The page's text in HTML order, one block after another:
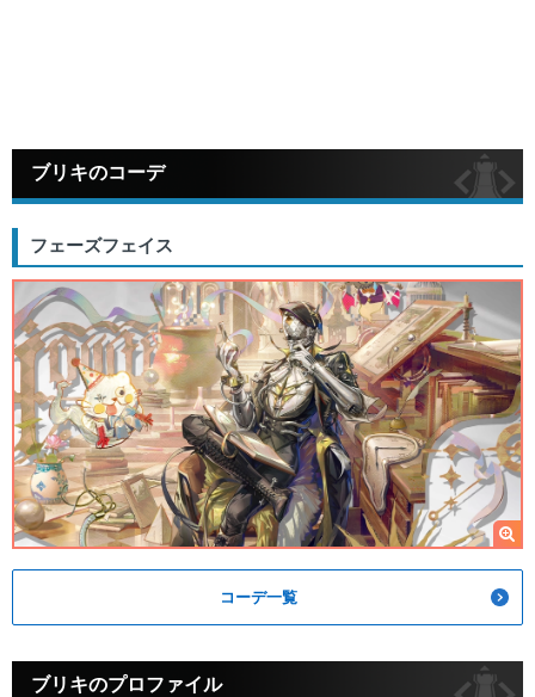
ブリキのコーデ
フェーズフェイス
コーデ一覧
ブリキのプロファイル